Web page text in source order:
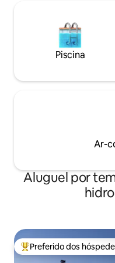
Piscina
Ar-
Aluguel por
Entre os melhores
Preferido dos